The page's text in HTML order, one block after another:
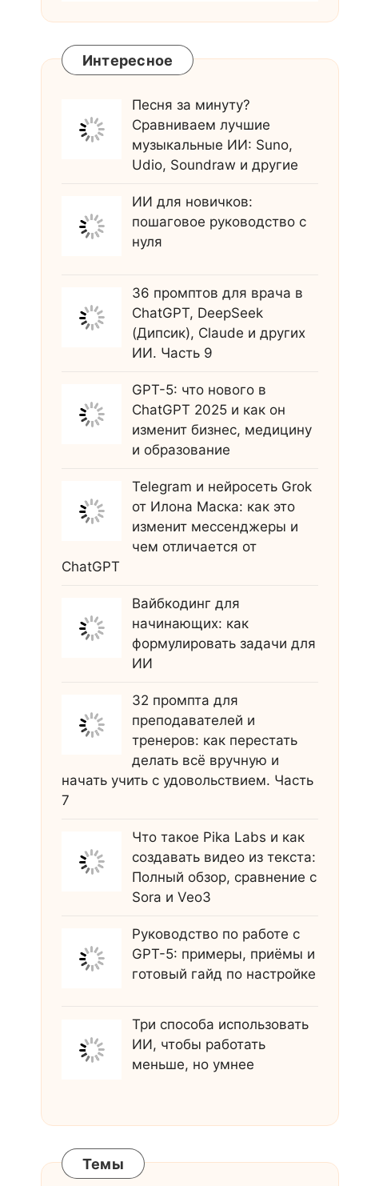
Интересное
Песня за минуту?
Сравниваем лучшие
музыкальные ИИ: Suno,
Udio, Soundraw и другие
ИИ для новичков:
пошаговое руководство с
нуля
36 промптов для врача в
ChatGPT, DeepSeek
(Дипсик), Claude и других
ИИ. Часть 9
GPT-5: что нового в
ChatGPT 2025 и как он
изменит бизнес, медицину
и образование
Telegram и нейросеть Grok
от Илона Маска: как это
изменит мессенджеры и
чем отличается от
ChatGPT
Вайбкодинг для
начинающих: как
формулировать задачи для
ИИ
32 промпта для
преподавателей и
тренеров: как перестать
делать всё вручную и
начать учить с удовольствием. Часть
7
Что такое Pika Labs и как
создавать видео из текста:
Полный обзор, сравнение с
Sora и Veo3
Руководство по работе с
GPT-5: примеры, приёмы и
готовый гайд по настройке
Три способа использовать
ИИ, чтобы работать
меньше, но умнее
Темы